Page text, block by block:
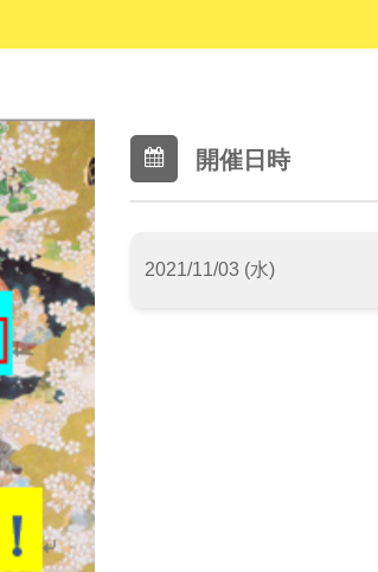
開催日時
2021/11/03 (水)